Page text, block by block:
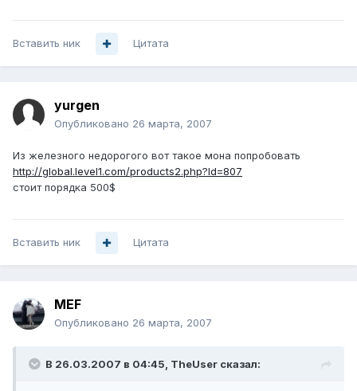
Вставить ник Цитата
yurgen
Опубликовано 26 марта, 2007
Из железного недорогого вот такое мона попробовать
http://global.level1.com/products2.php?Id=807
стоит порядка 500$
Вставить ник Цитата
MEF
Опубликовано 26 марта, 2007
В 26.03.2007 в 04:45, TheUser сказал: